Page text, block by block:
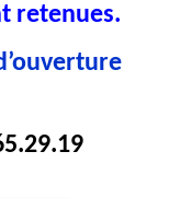
retenues.